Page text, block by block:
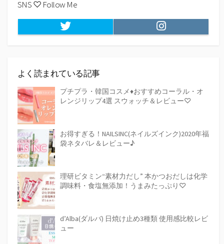
SNS ♡ Follow Me
Twitter Instagram
よく読まれている記事
プチプラ・韓国コスメ♦おすすめコーラル・オ
レンジリップ4選 スウォッチ＆レビュー♡
お得すぎる！NAILSINC(ネイルズインク)2020年福
袋ネタバレ＆レビュー♪
理研ビタミン“素材力だし” 本かつおだしは化学
調味料・食塩無添加！うまみたっぷり♡
d’Alba(ダルバ) 日焼け止め3種類 使用感比較レビ
ュー